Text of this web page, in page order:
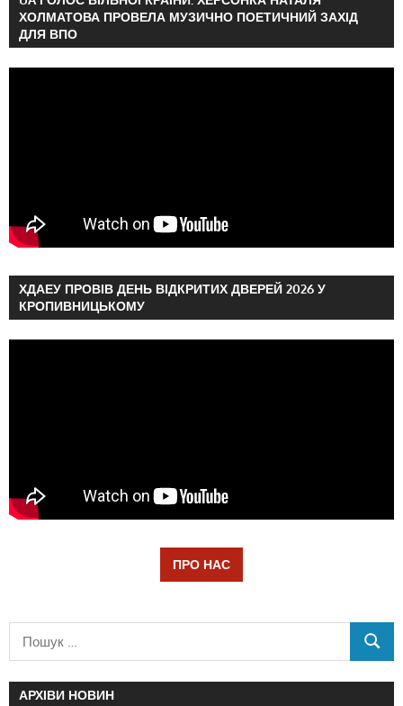
ХОЛМАТОВА ПРОВЕЛА МУЗИЧНО ПОЕТИЧНИЙ ЗАХІД
ДЛЯ ВПО
ХДАЕУ ПРОВІВ ДЕНЬ ВІДКРИТИХ ДВЕРЕЙ 2026 У
КРОПИВНИЦЬКОМУ
ПРО НАС
АРХІВИ НОВИН